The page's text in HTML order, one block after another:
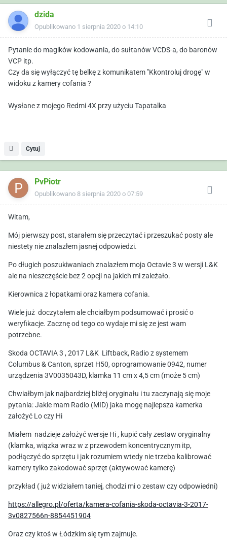
dzida
Opublikowano 1 sierpnia 2020 o 14:10
Pytanie do magików kodowania, do sułtanów VCDS-a, do baronów
VCP itp.
Czy da się wyłączyć tę belkę z komunikatem "Kkontroluj drogę" w
widoku z kamery cofania ?
Wysłane z mojego Redmi 4X przy użyciu Tapatalka
Cytuj
PvPiotr
Opublikowano 8 sierpnia 2020 o 07:59
Witam,
Mój pierwszy post, starałem się przeczytać i przeszukać posty ale
niestety nie znalazłem jasnej odpowiedzi.
Po długich poszukiwaniach znalazłem moja Octavie 3 w wersji L&K
ale na nieszczęście bez 2 opcji na jakich mi zależało.
Kierownica z łopatkami oraz kamera cofania.
Wiele już doczytałem ale chciałbym podsumować i prosić o
weryfikacje. Zacznę od tego co wydaje mi się ze jest wam
potrzebne.
Skoda OCTAVIA 3 , 2017 L&K Liftback, Radio z systemem
Columbus & Canton, sprzet H50, oprogramowanie 0942, numer
urządzenia 3V0035043D, klamka 11 cm x 4,5 cm (może 5 cm)
Chwiałbym jak najbardziej bliżej oryginału i tu zaczynają się moje
pytania: Jakie mam Radio (MID) jaka mogę najlepsza kamerka
założyć Lo czy Hi
Miałem nadzieje założyć wersje Hi , kupić cały zestaw oryginalny
(klamka, wiązka wraz w z przewodem koncentrycznym itp,
podłączyć do sprzętu i jak rozumiem wtedy nie trzeba kalibrować
kamery tylko zakodować sprzęt (aktywować kamerę)
przykład ( już widziałem taniej, chodzi mi o zestaw czy odpowiedni)
https://allegro.pl/oferta/kamera-cofania-skoda-octavia-3-2017-
3v0827566n-8854451904
Oraz czy ktoś w Łódzkim się tym zajmuje.